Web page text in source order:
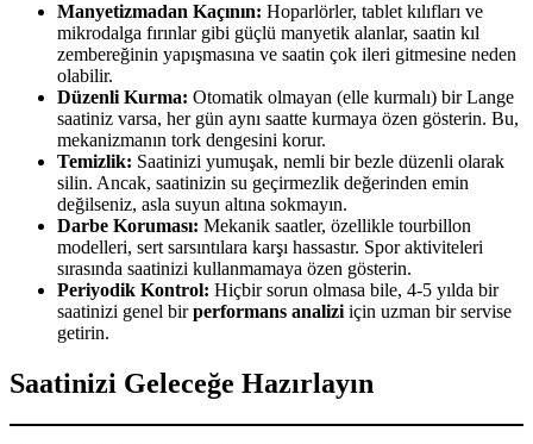
Manyetizmadan Kaçının: Hoparlörler, tablet kılıfları ve
mikrodalga fırınlar gibi güçlü manyetik alanlar, saatin kıl
zembereğinin yapışmasına ve saatin çok ileri gitmesine neden
olabilir.
Düzenli Kurma: Otomatik olmayan (elle kurmalı) bir Lange
saatiniz varsa, her gün aynı saatte kurmaya özen gösterin. Bu,
mekanizmanın tork dengesini korur.
Temizlik: Saatinizi yumuşak, nemli bir bezle düzenli olarak
silin. Ancak, saatinizin su geçirmezlik değerinden emin
değilseniz, asla suyun altına sokmayın.
Darbe Koruması: Mekanik saatler, özellikle tourbillon
modelleri, sert sarsıntılara karşı hassastır. Spor aktiviteleri
sırasında saatinizi kullanmamaya özen gösterin.
Periyodik Kontrol: Hiçbir sorun olmasa bile, 4-5 yılda bir
saatinizi genel birperformans analiziiçin uzman bir servise
getirin.
Saatinizi Geleceğe Hazırlayın